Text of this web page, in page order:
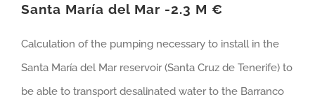
Santa María del Mar -2.3 M €
Calculation of the pumping necessary to install in the
Santa María del Mar reservoir (Santa Cruz de Tenerife) to
be able to transport desalinated water to the Barranco